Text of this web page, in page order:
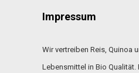
Impressum
Wir vertreiben Reis, Quinoa
Lebensmittel in Bio Qualität.